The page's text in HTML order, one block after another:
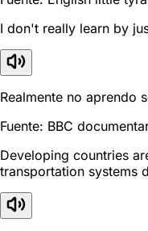
I don't really learn by
Realmente no aprendo
Fuente: BBC
Developing countries
transportation systems